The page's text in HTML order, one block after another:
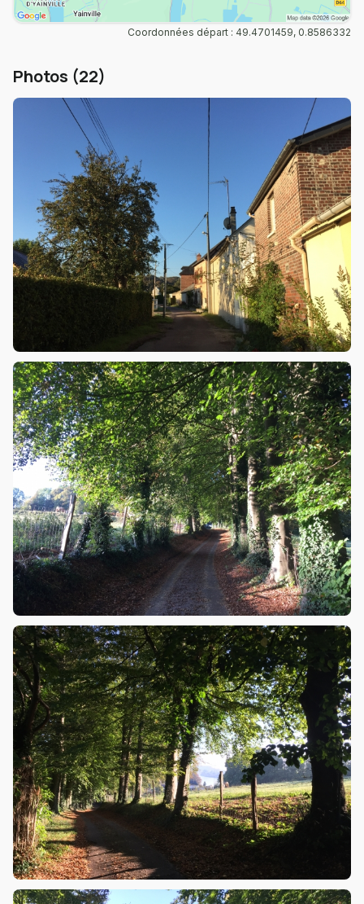
Coordonnées départ : 49.4701459, 0.8586332
Photos (22)